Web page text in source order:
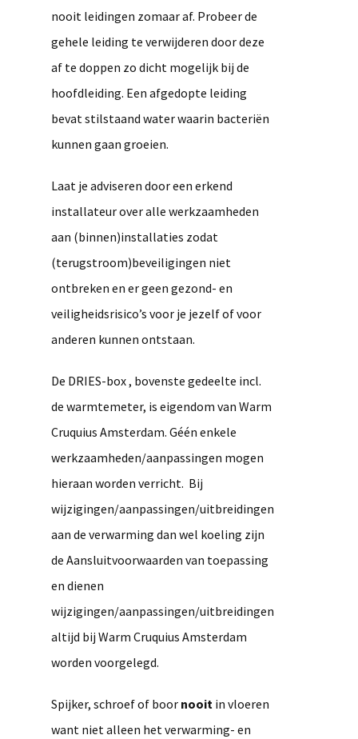
nooit leidingen zomaar af. Probeer de
gehele leiding te verwijderen door deze
af te doppen zo dicht mogelijk bij de
hoofdleiding. Een afgedopte leiding
bevat stilstaand water waarin bacteriën
kunnen gaan groeien.
Laat je adviseren door een erkend
installateur over alle werkzaamheden
aan (binnen)installaties zodat
(terugstroom)beveiligingen niet
ontbreken en er geen gezond- en
veiligheidsrisico’s voor je jezelf of voor
anderen kunnen ontstaan.
De DRIES-box , bovenste gedeelte incl.
de warmtemeter, is eigendom van Warm
Cruquius Amsterdam. Géén enkele
werkzaamheden/aanpassingen mogen
hieraan worden verricht. Bij
wijzigingen/aanpassingen/uitbreidingen
aan de verwarming dan wel koeling zijn
de Aansluitvoorwaarden van toepassing
en dienen
wijzigingen/aanpassingen/uitbreidingen
altijd bij Warm Cruquius Amsterdam
worden voorgelegd.
Spijker, schroef of boor nooit in vloeren
want niet alleen het verwarming- en